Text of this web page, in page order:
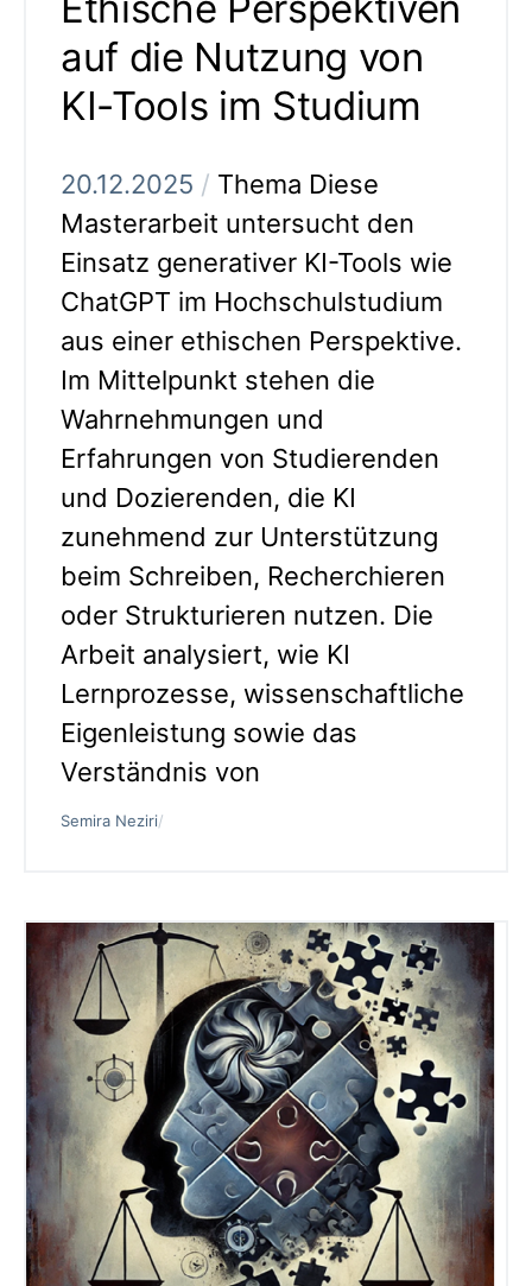
auf die Nutzung von
KI-Tools im Studium
20.12.2025 / Thema Diese
Masterarbeit untersucht den
Einsatz generativer KI-Tools wie
ChatGPT im Hochschulstudium
aus einer ethischen Perspektive.
Im Mittelpunkt stehen die
Wahrnehmungen und
Erfahrungen von Studierenden
und Dozierenden, die KI
zunehmend zur Unterstützung
beim Schreiben, Recherchieren
oder Strukturieren nutzen. Die
Arbeit analysiert, wie KI
Lernprozesse, wissenschaftliche
Eigenleistung sowie das
Verständnis von
Semira Neziri/